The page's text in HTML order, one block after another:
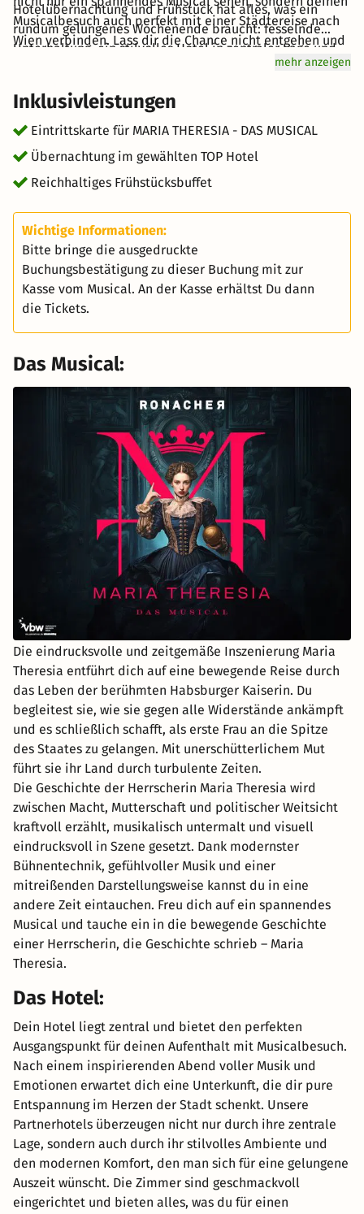
Musicalbesuch auch perfekt mit einer Städtereise nach
Wien verbinden. Lass dir die Chance nicht entgehen und
entdecke neben deinem Musicalbesuch im Ronacher
Hotelübernachtung und Frühstück hat alles, was ein
rundum gelungenes Wochenende braucht: fesselnde
Unterhaltung, ein stilvolles Hotel in zentraler Lage und
das herrlich entspannte Gefühl, dich um nichts kümmern
mehr anzeigen
Inklusivleistungen
Eintrittskarte für MARIA THERESIA - DAS MUSICAL
Übernachtung im gewählten TOP Hotel
Reichhaltiges Frühstücksbuffet
Wichtige Informationen:
Bitte bringe die ausgedruckte
Buchungsbestätigung zu dieser Buchung mit zur
Kasse vom Musical. An der Kasse erhältst Du dann
die Tickets.
Das Musical:
Die eindrucksvolle und zeitgemäße Inszenierung Maria
Theresia entführt dich auf eine bewegende Reise durch
das Leben der berühmten Habsburger Kaiserin. Du
begleitest sie, wie sie gegen alle Widerstände ankämpft
und es schließlich schafft, als erste Frau an die Spitze
des Staates zu gelangen. Mit unerschütterlichem Mut
führt sie ihr Land durch turbulente Zeiten.
Die Geschichte der Herrscherin Maria Theresia wird
zwischen Macht, Mutterschaft und politischer Weitsicht
kraftvoll erzählt, musikalisch untermalt und visuell
eindrucksvoll in Szene gesetzt. Dank modernster
Bühnentechnik, gefühlvoller Musik und einer
mitreißenden Darstellungsweise kannst du in eine
andere Zeit eintauchen. Freu dich auf ein spannendes
Musical und tauche ein in die bewegende Geschichte
einer Herrscherin, die Geschichte schrieb – Maria
Theresia.
Das Hotel:
Dein Hotel liegt zentral und bietet den perfekten
Ausgangspunkt für deinen Aufenthalt mit Musicalbesuch.
Nach einem inspirierenden Abend voller Musik und
Emotionen erwartet dich eine Unterkunft, die dir pure
Entspannung im Herzen der Stadt schenkt. Unsere
Partnerhotels überzeugen nicht nur durch ihre zentrale
Lage, sondern auch durch ihr stilvolles Ambiente und
den modernen Komfort, den man sich für eine gelungene
Auszeit wünscht. Die Zimmer sind geschmackvoll
eingerichtet und bieten alles, was du für einen